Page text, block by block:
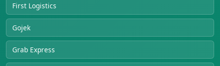
First Logistics
Gojek
Grab Express